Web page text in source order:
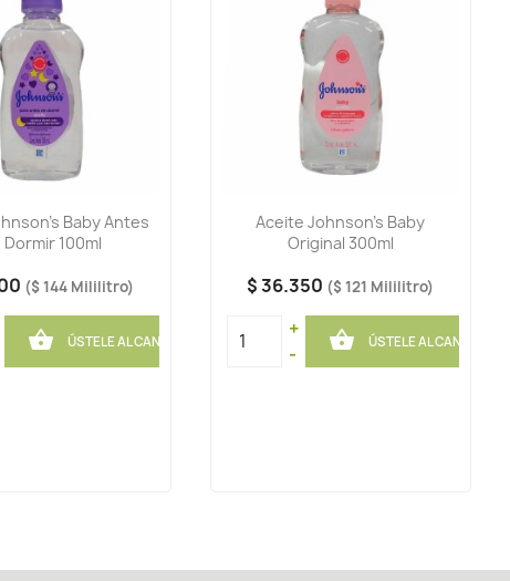
Baby Antes
Dormir 100ml
($ 144 Mililitro)
 ÚSTELE AL CANASTO
Aceite Johnson's Baby
Original 300ml
$ 36.350 ($ 121 Mililitro)
+
-
 ÚSTELE AL CANASTO